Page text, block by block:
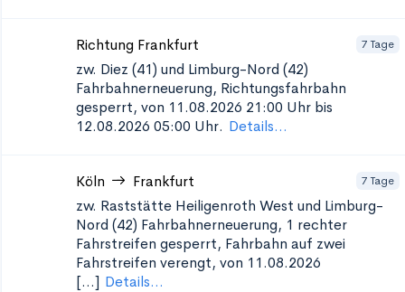
Richtung Frankfurt 7 Tage
zw. Diez (41) und Limburg-Nord (42)
Fahrbahnerneuerung, Richtungsfahrbahn
gesperrt, von 11.08.2026 21:00 Uhr bis
12.08.2026 05:00 Uhr. Details...
Köln Frankfurt 7 Tage
zw. Raststätte Heiligenroth West und Limburg-
Nord (42) Fahrbahnerneuerung, 1 rechter
Fahrstreifen gesperrt, Fahrbahn auf zwei
Fahrstreifen verengt, von 11.08.2026
[...] Details...